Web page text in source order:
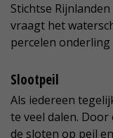
Stichtse
vraagt het
percelen
Slootpeil
Als iedereen
te veel dalen.
de sloten op peil